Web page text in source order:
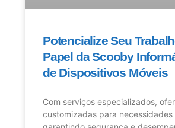
Potencialize Seu
Papel da Scooby
de Dispositivos Móveis
Com serviços especializados,
customizadas para necessidades